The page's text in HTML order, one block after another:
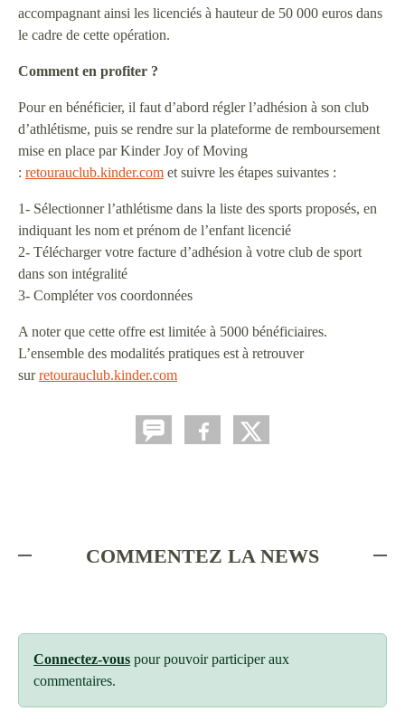
accompagnant ainsi les licenciés à hauteur de 50 000 euros dans
le cadre de cette opération.
Comment en profiter ?
Pour en bénéficier, il faut d’abord régler l’adhésion à son club
d’athlétisme, puis se rendre sur la plateforme de remboursement
mise en place par Kinder Joy of Moving
: retourauclub.kinder.com et suivre les étapes suivantes :
1- Sélectionner l’athlétisme dans la liste des sports proposés, en
indiquant les nom et prénom de l’enfant licencié
2- Télécharger votre facture d’adhésion à votre club de sport
dans son intégralité
3- Compléter vos coordonnées
A noter que cette offre est limitée à 5000 bénéficiaires.
L’ensemble des modalités pratiques est à retrouver
surretourauclub.kinder.com
COMMENTEZ LA NEWS
Connectez-vous pour pouvoir participer aux
commentaires.